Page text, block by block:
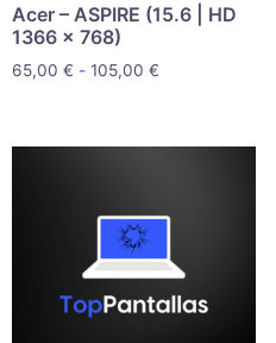
Acer – ASPIRE (15.6 | HD
1366 x 768)
65,00 € - 105,00 €